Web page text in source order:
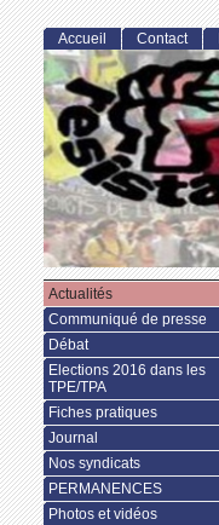
Accueil Contact
Actualités
Communiqué de presse
Débat
Elections 2016 dans les
TPE/TPA
Fiches pratiques
Journal
Nos syndicats
PERMANENCES
Photos et vidéos